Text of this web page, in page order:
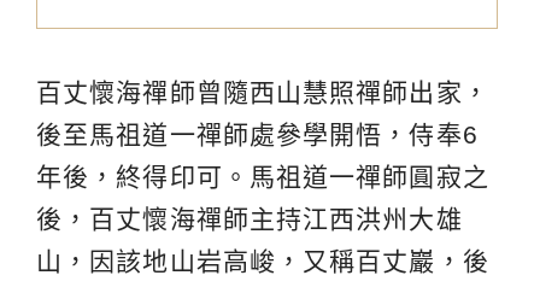
百丈懷海禪師曾隨西山慧照禪師出家，
後至馬祖道一禪師處參學開悟，侍奉6
年後，終得印可。馬祖道一禪師圓寂之
後，百丈懷海禪師主持江西洪州大雄
山，因該地山岩高峻，又稱百丈巖，後